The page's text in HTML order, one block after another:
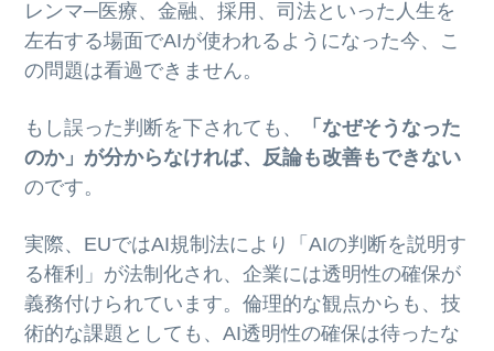
レンマ─医療、金融、採用、司法といった人生を
左右する場面でAIが使われるようになった今、こ
の問題は看過できません。
もし誤った判断を下されても、
「なぜそうなった
のか」が分からなければ、反論も改善もできない
のです。
実際、EUではAI規制法により「AIの判断を説明す
る権利」が法制化され、企業には透明性の確保が
義務付けられています。倫理的な観点からも、技
術的な課題としても、AI透明性の確保は待ったな